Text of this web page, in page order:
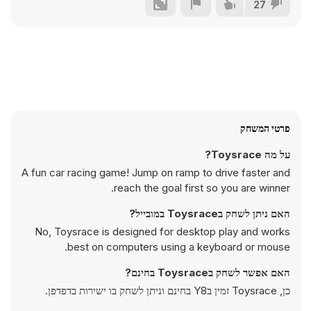
27
פרטי המשחק
על מה Toysrace?
A fun car racing game! Jump on ramp to drive faster and
reach the goal first so you are winner.
האם ניתן לשחק בToysrace במובייל?
No, Toysrace is designed for desktop play and works
best on computers using a keyboard or mouse.
האם אפשר לשחק בToysrace בחינם?
כן, Toysrace זמין בY8 בחינם וניתן לשחק בו ישירות בדפדפן.